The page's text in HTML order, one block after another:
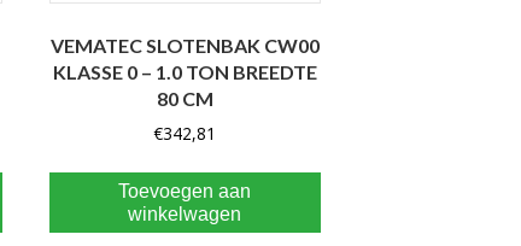
VEMATEC SLOTENBAK CW00
KLASSE 0 – 1.0 TON BREEDTE
80 CM
€342,81
Toevoegen aan
winkelwagen